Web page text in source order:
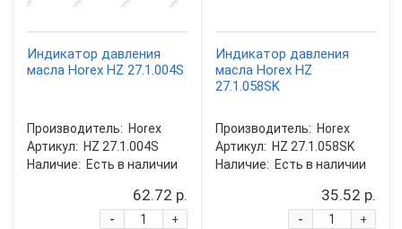
Индикатор давления
масла Horex HZ 27.1.004S
Производитель: Horex
Артикул: HZ 27.1.004S
Наличие: Есть в наличии
62.72 р.
+
-
Индикатор давления
масла Horex HZ
27.1.058SK
Производитель: Horex
Артикул: HZ 27.1.058SK
Наличие: Есть в наличии
35.52 р.
+
-